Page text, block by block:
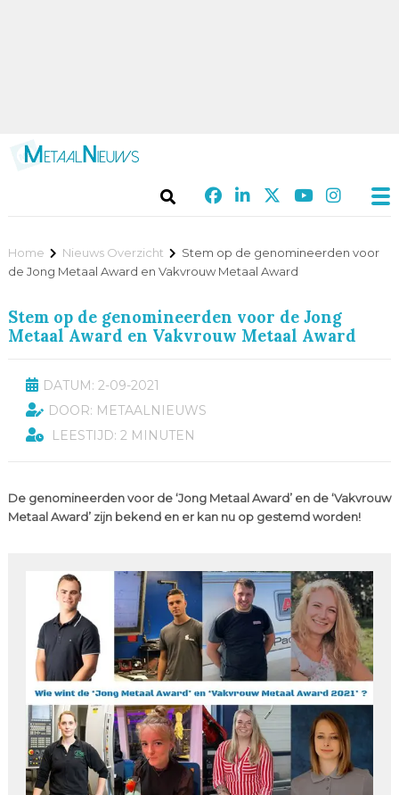
Home Nieuws Overzicht
Stem op de genomineerden voor
de Jong Metaal Award en Vakvrouw Metaal Award
Stem op de genomineerden voor de Jong
Metaal Award en Vakvrouw Metaal Award
DATUM: 2-09-2021
DOOR: METAALNIEUWS
LEESTIJD: 2 MINUTEN
De genomineerden voor de ‘Jong Metaal Award’ en de ‘Vakvrouw
Metaal Award’ zijn bekend en er kan nu op gestemd worden!